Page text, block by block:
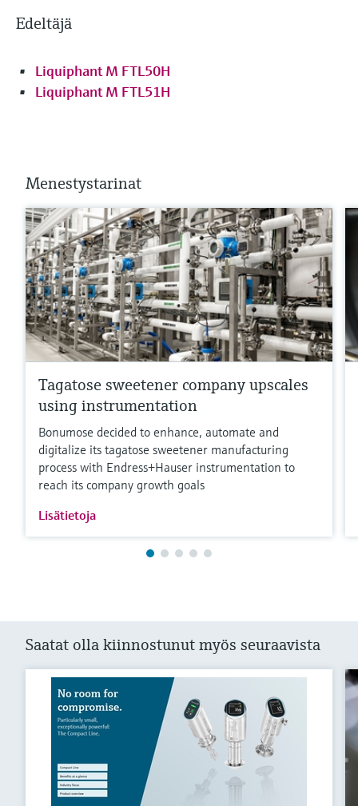
Edeltäjä
Liquiphant M FTL50H
Liquiphant M FTL51H
Menestystarinat
Tagatose sweetener company upscales
using instrumentation
Bonumose decided to enhance, automate and
digitalize its tagatose sweetener manufacturing
process with Endress+Hauser instrumentation to
reach its company growth goals
Lisätietoja
Saatat olla kiinnostunut myös seuraavista